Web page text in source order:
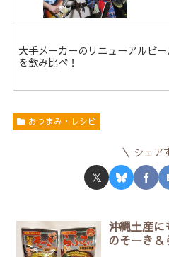
大手メーカーのリニューアルビー
を飲み比べ！
おつまみ・レシピ
シェア
沖縄土産に
のそーき＆